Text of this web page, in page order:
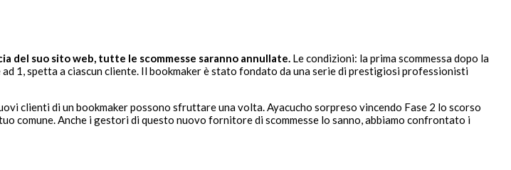
del suo sito web, tutte le scommesse saranno annullate. Le condizioni: la prima scommessa dopo la
1, spetta a ciascun cliente. Il bookmaker è stato fondato da una serie di prestigiosi professionisti
clienti di un bookmaker possono sfruttare una volta. Ayacucho sorpreso vincendo Fase 2 lo scorso
comune. Anche i gestori di questo nuovo fornitore di scommesse lo sanno, abbiamo confrontato i